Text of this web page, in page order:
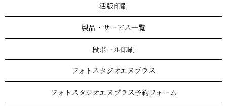
活版印刷
製品・サービス一覧
段ボール印刷
フォトスタジオエヌプラス
フォトスタジオエヌプラス予約フォーム